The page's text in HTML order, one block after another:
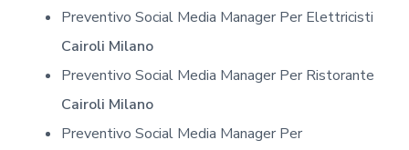
Preventivo Social Media Manager Per Elettricisti
Cairoli Milano
Preventivo Social Media Manager Per Ristorante
Cairoli Milano
Preventivo Social Media Manager Per